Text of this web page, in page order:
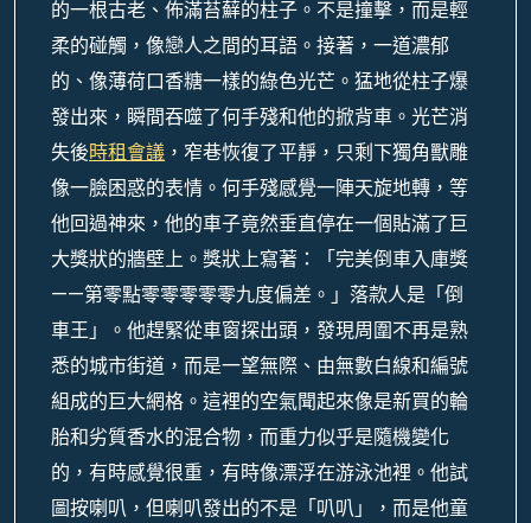
的一根古老、佈滿苔蘚的柱子。不是撞擊，而是輕
柔的碰觸，像戀人之間的耳語。接著，一道濃郁
的、像薄荷口香糖一樣的綠色光芒。猛地從柱子爆
發出來，瞬間吞噬了何手殘和他的掀背車。光芒消
失後時租會議 ，窄巷恢復了平靜，只剩下獨角獸雕
像一臉困惑的表情。何手殘感覺一陣天旋地轉，等
他回過神來，他的車子竟然垂直停在一個貼滿了巨
大獎狀的牆壁上。獎狀上寫著：「完美倒車入庫獎
——第零點零零零零零九度偏差。」落款人是「倒
車王」。他趕緊從車窗探出頭，發現周圍不再是熟
悉的城市街道，而是一望無際、由無數白線和編號
組成的巨大網格。這裡的空氣聞起來像是新買的輪
胎和劣質香水的混合物，而重力似乎是隨機變化
的，有時感覺很重，有時像漂浮在游泳池裡。他試
圖按喇叭，但喇叭發出的不是「叭叭」，而是他童